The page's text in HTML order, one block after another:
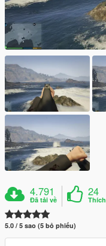
4.791
Đã tải về
24
Thích
5.0 / 5 sao (5 bỏ phiếu)